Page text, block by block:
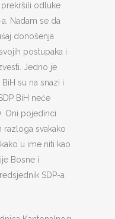
odluke
Nadam se da
donošenja
postupaka i
Jedno je
su na snazi i
BiH neće
Oni pojedinci
razloga svakako
u ime niti kao
Bosne i
SDP-a